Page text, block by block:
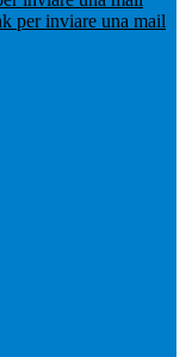
per inviare una mail